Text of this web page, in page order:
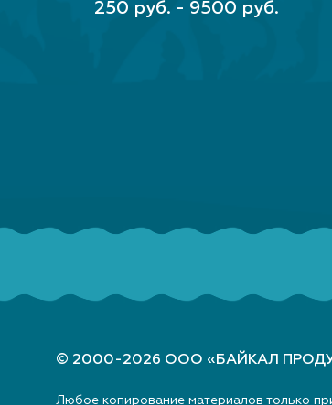
250 руб. - 9500 руб.
© 2000-2026 ООО «БАЙКАЛ
Любое копирование материалов только